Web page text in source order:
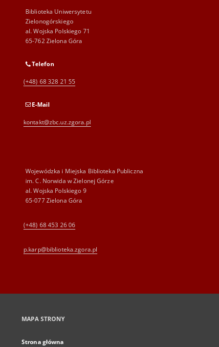
Biblioteka Uniwersytetu
Zielonogórskiego
al. Wojska Polskiego 71
65-762 Zielona Góra
Telefon
(+48) 68 328 21 55
E-Mail
kontakt@zbc.uz.zgora.pl
Wojewódzka i Miejska Biblioteka Publiczna
im. C. Norwida w Zielonej Górze
al. Wojska Polskiego 9
65-077 Zielona Góra
(+48) 68 453 26 06
p.karp@biblioteka.zgora.pl
MAPA STRONY
Strona główna